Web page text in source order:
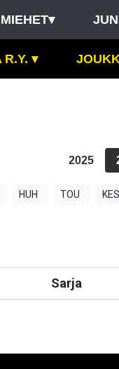
MIEHET▾
R.Y. ▾
2025
HUH TOU KES
Sarja